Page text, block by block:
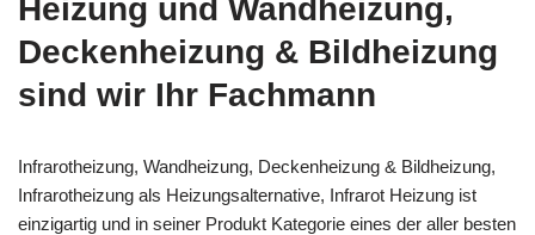
Heizung und Wandheizung,
Deckenheizung & Bildheizung
sind wir Ihr Fachmann
Infrarotheizung, Wandheizung, Deckenheizung & Bildheizung,
Infrarotheizung als Heizungsalternative, Infrarot Heizung ist
einzigartig und in seiner Produkt Kategorie eines der aller besten